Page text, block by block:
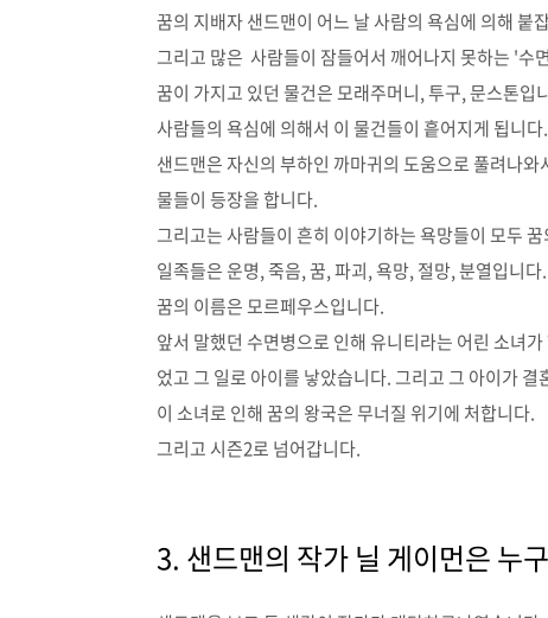
꿈의 지배자 샌드맨이 어느 날 사람의 욕심에 의해 붙
그리고 많은 사람들이 잠들어서 깨어나지 못하는 '수
꿈이 가지고 있던 물건은 모래주머니, 투구, 문스톤입
사람들의 욕심에 의해서 이 물건들이 흩어지게 됩니다.
샌드맨은 자신의 부하인 까마귀의 도움으로 풀려나
물들이 등장을 합니다.
그리고는 사람들이 흔히 이야기하는 욕망들이 모두
일족들은 운명, 죽음, 꿈, 파괴, 욕망, 절망, 분열입니다.
꿈의 이름은 모르페우스입니다.
앞서 말했던 수면병으로 인해 유니티라는 어린 소녀
었고 그 일로 아이를 낳았습니다. 그리고 그 아이가
이 소녀로 인해 꿈의 왕국은 무너질 위기에 처합니다.
그리고 시즌2로 넘어갑니다.
3. 샌드맨의 작가 닐 게이먼은 누